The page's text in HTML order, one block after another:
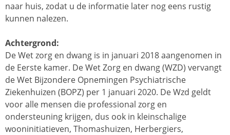
naar huis, zodat u de informatie later nog eens rustig
kunnen nalezen.
Achtergrond:
De Wet zorg en dwang is in januari 2018 aangenomen in
de Eerste kamer. De Wet Zorg en dwang (WZD) vervangt
de Wet Bijzondere Opnemingen Psychiatrische
Ziekenhuizen (BOPZ) per 1 januari 2020. De Wzd geldt
voor alle mensen die professional zorg en
ondersteuning krijgen, dus ook in kleinschalige
wooninitiatieven, Thomashuizen, Herbergiers,